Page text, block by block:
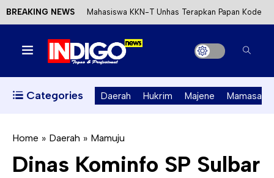
BREAKING NEWS Mahasiswa KKN-T Unhas Terapkan Papan Kode
Etik Wisata di Pantai Lawere Desa Lotang Salo
Satu DPO Pengeroyokan SPBU Tapalang
Ditangkap, Satu Lagi Kabur ke Kalimantan
Perizinan Air Tanah melalui Aplikasi SAPO
Kecewa Kapolresta Absen, APPK Mamuju
Categories Daerah Hukrim Majene Mamasa
Home » Daerah » Mamuju
Dinas Kominfo SP Sulbar